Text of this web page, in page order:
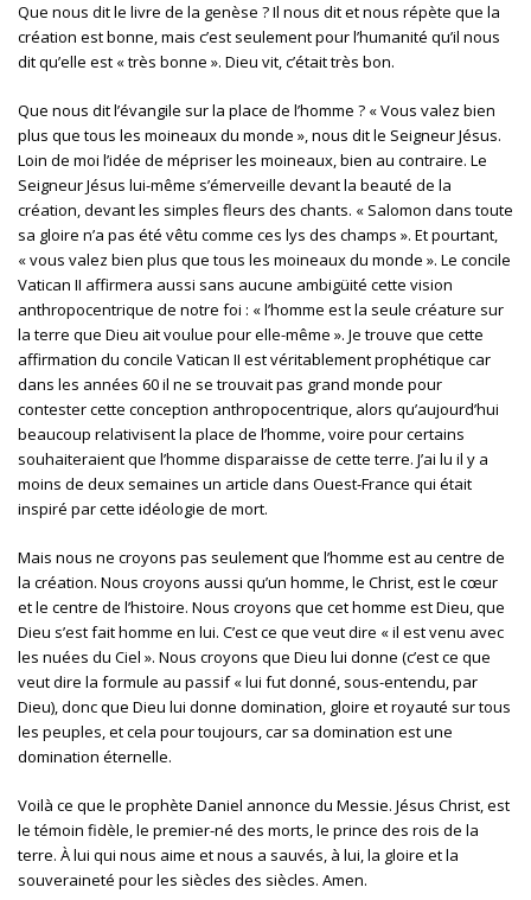
Que nous dit le livre de la genèse ? Il nous dit et nous répète que la
création est bonne, mais c’est seulement pour l’humanité qu’il nous
dit qu’elle est « très bonne ». Dieu vit, c’était très bon.
Que nous dit l’évangile sur la place de l’homme ? « Vous valez bien
plus que tous les moineaux du monde », nous dit le Seigneur Jésus.
Loin de moi l’idée de mépriser les moineaux, bien au contraire. Le
Seigneur Jésus lui-même s’émerveille devant la beauté de la
création, devant les simples fleurs des chants. « Salomon dans toute
sa gloire n’a pas été vêtu comme ces lys des champs ». Et pourtant,
« vous valez bien plus que tous les moineaux du monde ». Le concile
Vatican II affirmera aussi sans aucune ambigüité cette vision
anthropocentrique de notre foi : « l’homme est la seule créature sur
la terre que Dieu ait voulue pour elle-même ». Je trouve que cette
affirmation du concile Vatican II est véritablement prophétique car
dans les années 60 il ne se trouvait pas grand monde pour
contester cette conception anthropocentrique, alors qu’aujourd’hui
beaucoup relativisent la place de l’homme, voire pour certains
souhaiteraient que l’homme disparaisse de cette terre. J’ai lu il y a
moins de deux semaines un article dans Ouest-France qui était
inspiré par cette idéologie de mort.
Mais nous ne croyons pas seulement que l’homme est au centre de
la création. Nous croyons aussi qu’un homme, le Christ, est le cœur
et le centre de l’histoire. Nous croyons que cet homme est Dieu, que
Dieu s’est fait homme en lui. C’est ce que veut dire « il est venu avec
les nuées du Ciel ». Nous croyons que Dieu lui donne (c’est ce que
veut dire la formule au passif « lui fut donné, sous-entendu, par
Dieu), donc que Dieu lui donne domination, gloire et royauté sur tous
les peuples, et cela pour toujours, car sa domination est une
domination éternelle.
Voilà ce que le prophète Daniel annonce du Messie. Jésus Christ, est
le témoin fidèle, le premier-né des morts, le prince des rois de la
terre. À lui qui nous aime et nous a sauvés, à lui, la gloire et la
souveraineté pour les siècles des siècles. Amen.